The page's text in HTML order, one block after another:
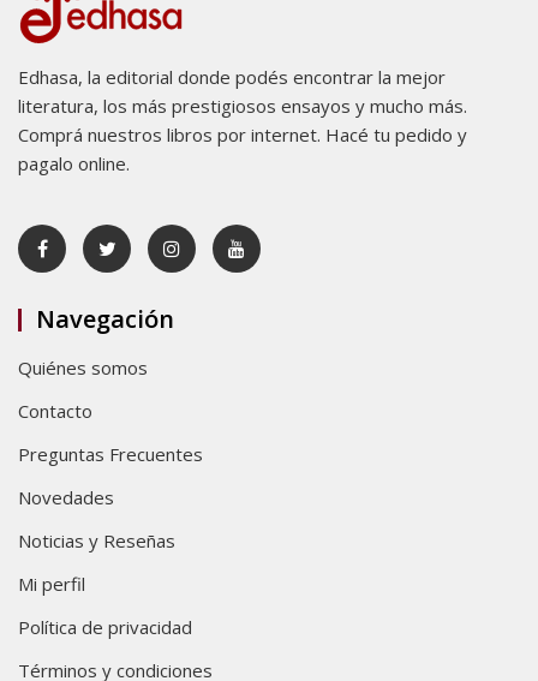
Edhasa, la editorial donde podés encontrar la mejor
literatura, los más prestigiosos ensayos y mucho más.
Comprá nuestros libros por internet. Hacé tu pedido y
pagalo online.
Navegación
Quiénes somos
Contacto
Preguntas Frecuentes
Novedades
Noticias y Reseñas
Mi perfil
Política de privacidad
Términos y condiciones